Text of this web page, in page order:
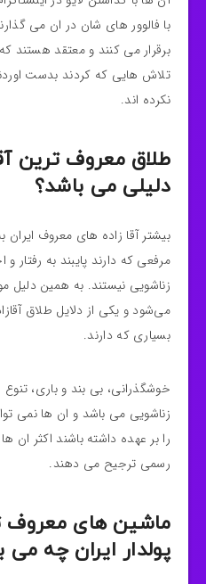
با فالوور های شان در ان می
برقرار می کنند و معتقد هستند
تلاش هایی که کردند بدست
نکرده اند.
طلاق معروف ترین
دلیلی می باشد؟
بیشتر آقا زاده های معروف
مرفعی که دارند پایبند به رفتار
زناشویی نیستند. به همین دلیل
می‌شود و یکی از دلایل طلاق
بسیاری که دارند.
خوشگذرانی، بی بند و باری،
زناشویی می باشد و ان ها نمی
را بر عهده داشته باشند اکثر ان
رسمی ترجیح می دهند.
ماشین های معروف
پولدار ایران چه می